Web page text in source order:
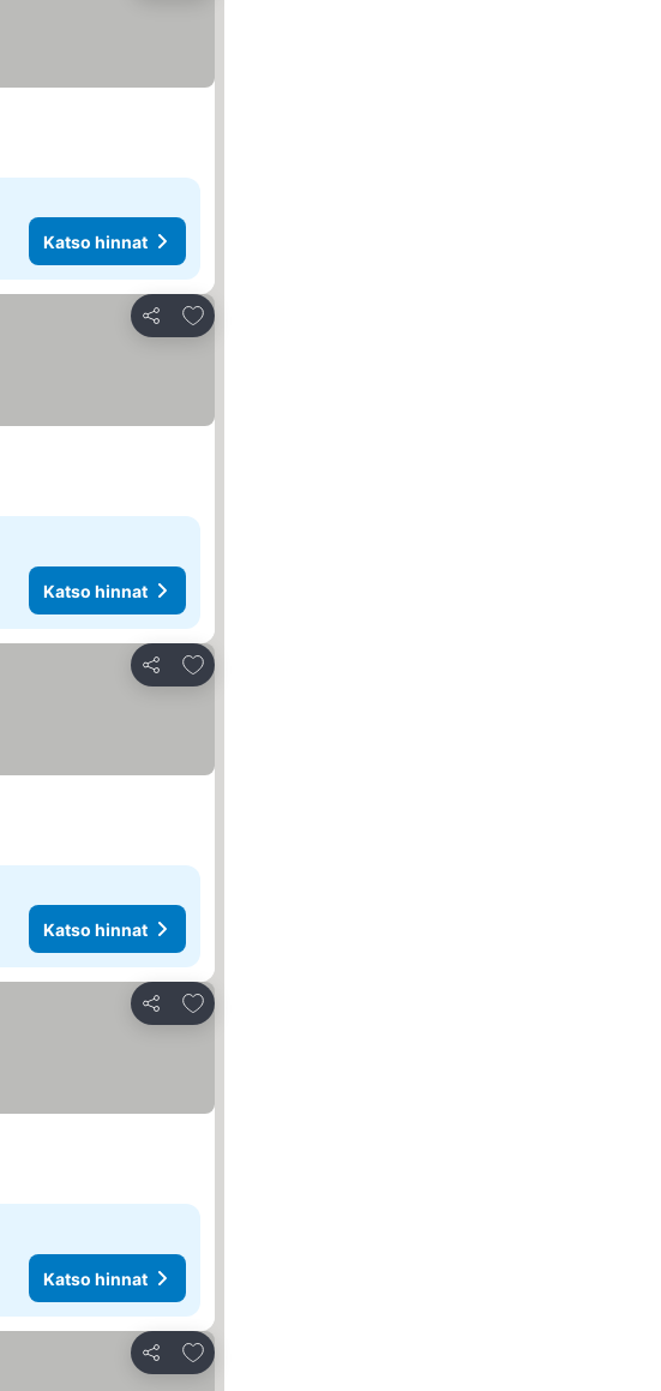
Katso hinnat
Jaa
Lisää suosikkeihin
Katso hinnat
Jaa
Lisää suosikkeihin
Katso hinnat
Jaa
Lisää suosikkeihin
Katso hinnat
Jaa
Lisää suosikkeihin